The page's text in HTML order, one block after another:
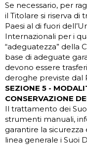
Se necessario, per
il Titolare si riserva di
Paesi al di fuori
Internazionali per i
“adeguatezza” della
base di adeguate
devono essere
deroghe previste dal
SEZIONE 5 -
CONSERVAZIONE
Il trattamento dei
strumenti manuali,
garantire la sicurezza
linea generale i Suoi